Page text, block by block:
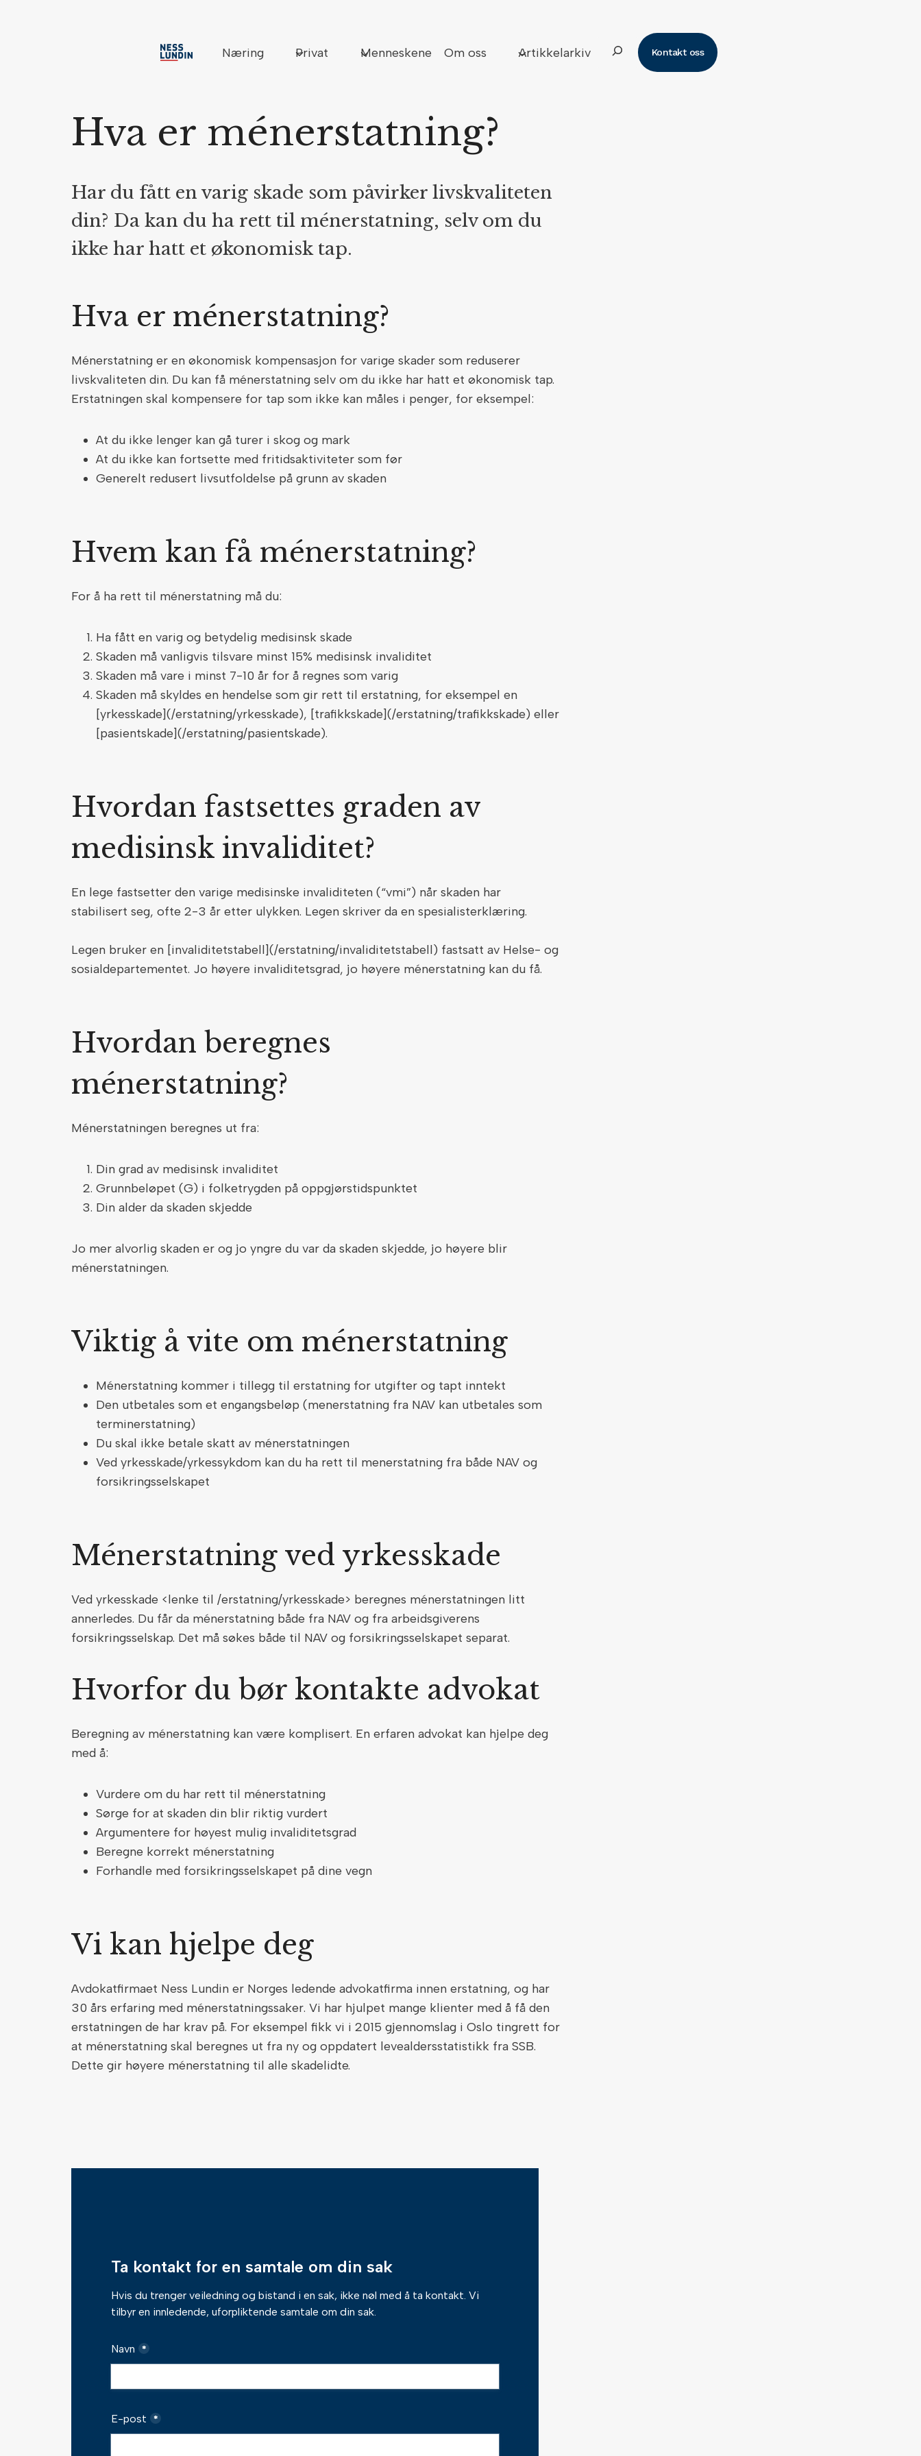
Næring Privat Menneskene Om oss Artikkelarkiv Søk Kontakt oss
Hva er ménerstatning?
Har du fått en varig skade som påvirker livskvaliteten
din? Da kan du ha rett til ménerstatning, selv om du
ikke har hatt et økonomisk tap.
Hva er ménerstatning?
Ménerstatning er en økonomisk kompensasjon for varige skader som reduserer
livskvaliteten din. Du kan få ménerstatning selv om du ikke har hatt et økonomisk tap.
Erstatningen skal kompensere for tap som ikke kan måles i penger, for eksempel:
At du ikke lenger kan gå turer i skog og mark
At du ikke kan fortsette med fritidsaktiviteter som før
Generelt redusert livsutfoldelse på grunn av skaden
Hvem kan få ménerstatning?
For å ha rett til ménerstatning må du:
Ha fått en varig og betydelig medisinsk skade
Skaden må vanligvis tilsvare minst 15% medisinsk invaliditet
Skaden må vare i minst 7-10 år for å regnes som varig
Skaden må skyldes en hendelse som gir rett til erstatning, for eksempel en
[yrkesskade](/erstatning/yrkesskade), [trafikkskade](/erstatning/trafikkskade) eller
[pasientskade](/erstatning/pasientskade).
Hvordan fastsettes graden av
medisinsk invaliditet?
En lege fastsetter den varige medisinske invaliditeten (“vmi”) når skaden har
stabilisert seg, ofte 2-3 år etter ulykken. Legen skriver da en spesialisterklæring.
Legen bruker en [invaliditetstabell](/erstatning/invaliditetstabell) fastsatt av Helse- og
sosialdepartementet. Jo høyere invaliditetsgrad, jo høyere ménerstatning kan du få.
Hvordan beregnes
ménerstatning?
Ménerstatningen beregnes ut fra:
Din grad av medisinsk invaliditet
Grunnbeløpet (G) i folketrygden på oppgjørstidspunktet
Din alder da skaden skjedde
Jo mer alvorlig skaden er og jo yngre du var da skaden skjedde, jo høyere blir
ménerstatningen.
Viktig å vite om ménerstatning
Ménerstatning kommer i tillegg til erstatning for utgifter og tapt inntekt
Den utbetales som et engangsbeløp (menerstatning fra NAV kan utbetales som
terminerstatning)
Du skal ikke betale skatt av ménerstatningen
Ved yrkesskade/yrkessykdom kan du ha rett til menerstatning fra både NAV og
forsikringsselskapet
Ménerstatning ved yrkesskade
Ved yrkesskade <lenke til /erstatning/yrkesskade> beregnes ménerstatningen litt
annerledes. Du får da ménerstatning både fra NAV og fra arbeidsgiverens
forsikringsselskap. Det må søkes både til NAV og forsikringsselskapet separat.
Hvorfor du bør kontakte advokat
Beregning av ménerstatning kan være komplisert. En erfaren advokat kan hjelpe deg
med å:
Vurdere om du har rett til ménerstatning
Sørge for at skaden din blir riktig vurdert
Argumentere for høyest mulig invaliditetsgrad
Beregne korrekt ménerstatning
Forhandle med forsikringsselskapet på dine vegn
Vi kan hjelpe deg
Avdokatfirmaet Ness Lundin er Norges ledende advokatfirma innen erstatning, og har
30 års erfaring med ménerstatningssaker. Vi har hjulpet mange klienter med å få den
erstatningen de har krav på. For eksempel fikk vi i 2015 gjennomslag i Oslo tingrett for
at ménerstatning skal beregnes ut fra ny og oppdatert levealdersstatistikk fra SSB.
Dette gir høyere ménerstatning til alle skadelidte.